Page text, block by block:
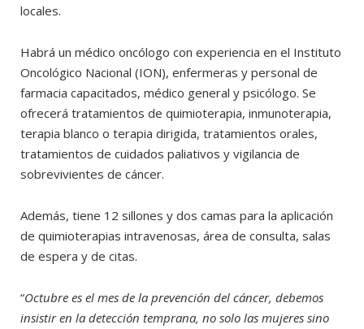
locales.
Habrá un médico oncólogo con experiencia en el Instituto
Oncológico Nacional (ION), enfermeras y personal de
farmacia capacitados, médico general y psicólogo. Se
ofrecerá tratamientos de quimioterapia, inmunoterapia,
terapia blanco o terapia dirigida, tratamientos orales,
tratamientos de cuidados paliativos y vigilancia de
sobrevivientes de cáncer.
Además, tiene 12 sillones y dos camas para la aplicación
de quimioterapias intravenosas, área de consulta, salas
de espera y de citas.
“Octubre es el mes de la prevención del cáncer, debemos
insistir en la detección temprana, no solo las mujeres sino